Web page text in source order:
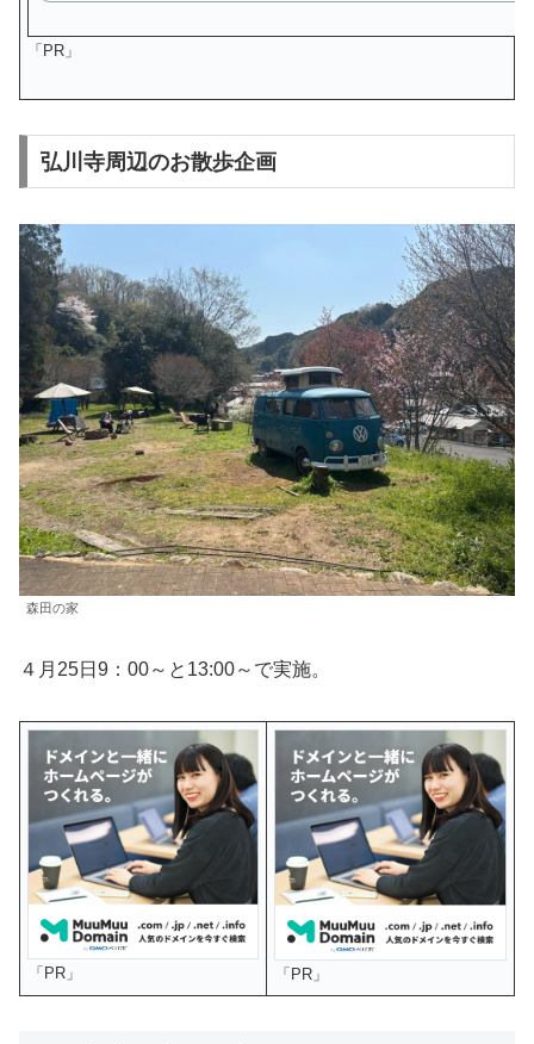
「PR」
弘川寺周辺のお散歩企画
森田の家
４月25日9：00～と13:00～で実施。
「PR」 「PR」